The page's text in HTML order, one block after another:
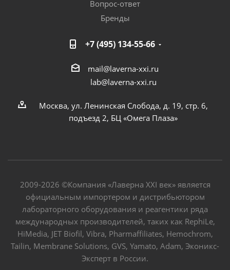
Вопрос-ответ
Бренды
+7 (495) 134-55-66
mail@laverna-xxi.ru
lab@laverna-xxi.ru
Москва, ул. Ленинская Слобода, д. 19, стр. 6,
подъезд 2, БЦ «Омега Плаза»
2009-2026 ©Компания «Лаверна XXI век» является
официальным импортером и дистрибьютором
лабораторного оборудования и реагентики ряда
международных производителей, таких как RephiLe,
HiMedia, JET Biofil, Vibra, Pharmaffiliates, Hemochrom,
Tailin, Membrane Solutions, GVS, Yamato, Adam, Эконикс-
Эксперт в России.